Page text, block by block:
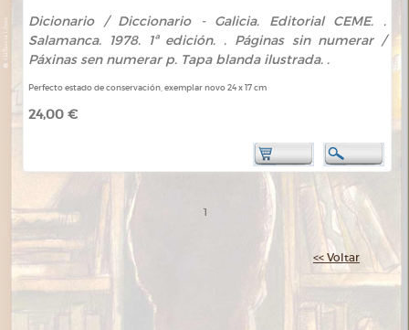
Dicionario / Diccionario - Galicia. Editorial CEME. .
Salamanca. 1978. 1ª edición. . Páginas sin numerar /
Páxinas sen numerar p. Tapa blanda ilustrada. .
Perfecto estado de conservación, exemplar novo 24 x 17 cm
24,00 €
1
<< Voltar